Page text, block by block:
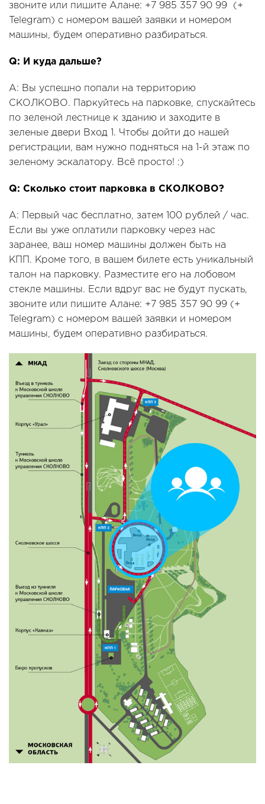
звоните или пишите Алане: +7 985 357 90 99 (+
Telegram) с номером вашей заявки и номером
машины, будем оперативно разбираться.
Q: И куда дальше?
A: Вы успешно попали на территорию
СКОЛКОВО. Паркуйтесь на парковке, спускайтесь
по зеленой лестнице к зданию и заходите в
зеленые двери Вход 1. Чтобы дойти до нашей
регистрации, вам нужно подняться на 1-й этаж по
зеленому эскалатору. Всё просто! :)
Q: Сколько стоит парковка в СКОЛКОВО?
A: Первый час бесплатно, затем 100 рублей / час.
Если вы уже оплатили парковку через нас
заранее, ваш номер машины должен быть на
КПП. Кроме того, в вашем билете есть уникальный
талон на парковку. Разместите его на лобовом
стекле машины. Если вдруг вас не будут пускать,
звоните или пишите Алане: +7 985 357 90 99 (+
Telegram) с номером вашей заявки и номером
машины, будем оперативно разбираться.